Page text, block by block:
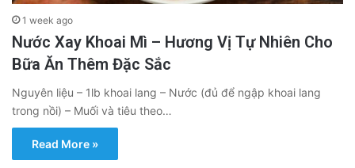
1 week ago
Nước Xay Khoai Mì – Hương Vị Tự Nhiên Cho
Bữa Ăn Thêm Đặc Sắc
Nguyên liệu – 1lb khoai lang – Nước (đủ để ngập khoai lang
trong nồi) – Muối và tiêu theo…
Read More »